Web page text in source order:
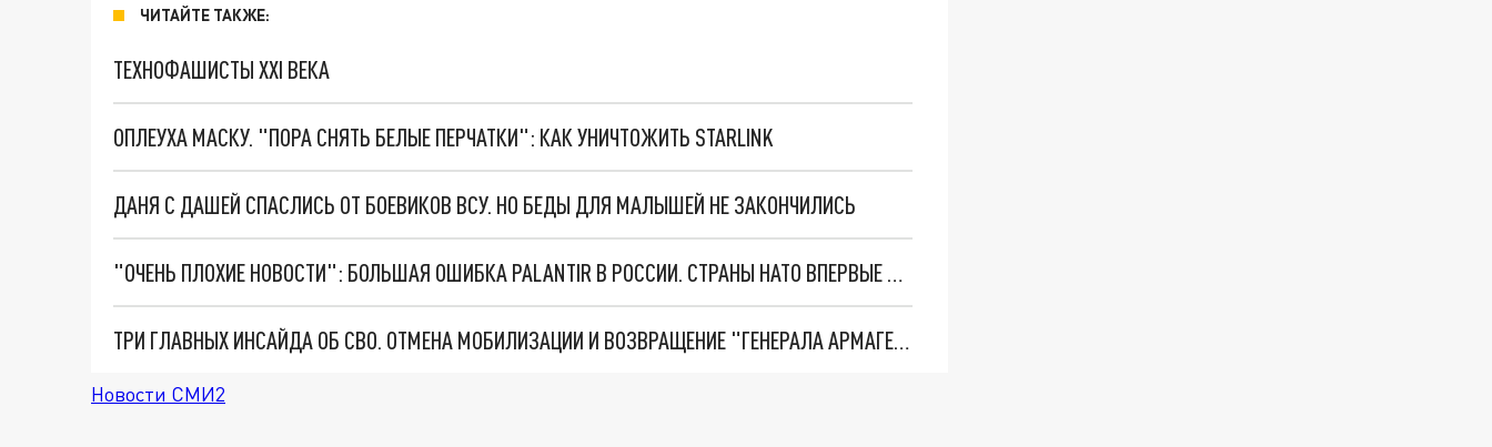
ЧИТАЙТЕ ТАКЖЕ:
ТЕХНОФАШИСТЫ XXI ВЕКА
ОПЛЕУХА МАСКУ. "ПОРА СНЯТЬ БЕЛЫЕ ПЕРЧАТКИ": КАК УНИЧТОЖИТЬ STARLINK
ДАНЯ С ДАШЕЙ СПАСЛИСЬ ОТ БОЕВИКОВ ВСУ. НО БЕДЫ ДЛЯ МАЛЫШЕЙ НЕ ЗАКОНЧИЛИСЬ
"ОЧЕНЬ ПЛОХИЕ НОВОСТИ": БОЛЬШАЯ ОШИБКА PALANTIR В РОССИИ. СТРАНЫ НАТО ВПЕРВЫЕ ЗА СВО ОСТАНОВИЛИ ПОСТАВКИ ОРУЖИЯ. ВСУ ТЕРЯЮТ ПРИГРАНИЧЬЕ?
ТРИ ГЛАВНЫХ ИНСАЙДА ОБ СВО. ОТМЕНА МОБИЛИЗАЦИИ И ВОЗВРАЩЕНИЕ "ГЕНЕРАЛА АРМАГЕДДОНА"? ОТЛИЧНЫЕ НОВОСТИ, КОТОРЫЕ ЖДАЛИ ВСЕ
Новости СМИ2